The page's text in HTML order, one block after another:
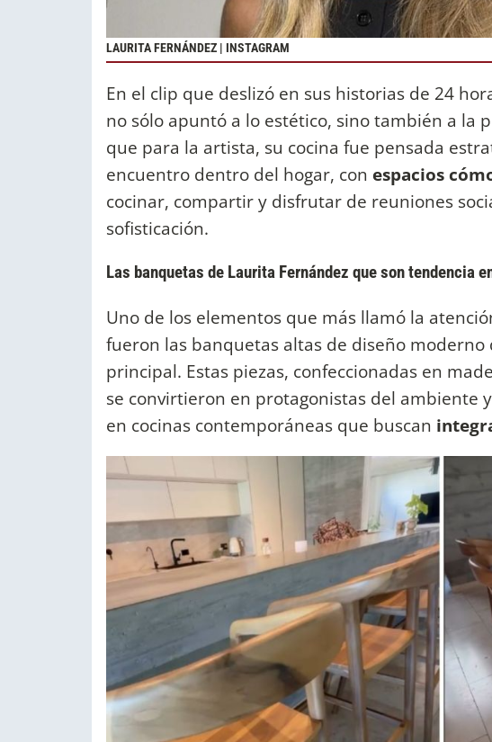
LAURITA FERNÁNDEZ | INSTAGRAM
En el clip que deslizó en sus historias de 24
no sólo apuntó a lo estético, sino también a la
que para la artista, su cocina fue pensada
encuentro dentro del hogar, con espacios
cocinar, compartir y disfrutar de reuniones
sofisticación.
Las banquetas de Laurita Fernández que son tendencia
Uno de los elementos que más llamó la
fueron las banquetas altas de diseño
principal. Estas piezas, confeccionadas en
se convirtieron en protagonistas del ambiente
en cocinas contemporáneas que buscan